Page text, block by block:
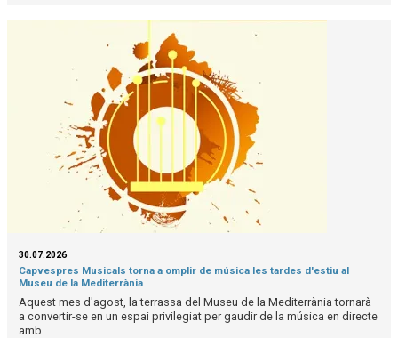
30.07.2026
Capvespres Musicals torna a omplir de música les tardes d'estiu al
Museu de la Mediterrània
Aquest mes d'agost, la terrassa del Museu de la Mediterrània tornarà
a convertir-se en un espai privilegiat per gaudir de la música en directe
amb...